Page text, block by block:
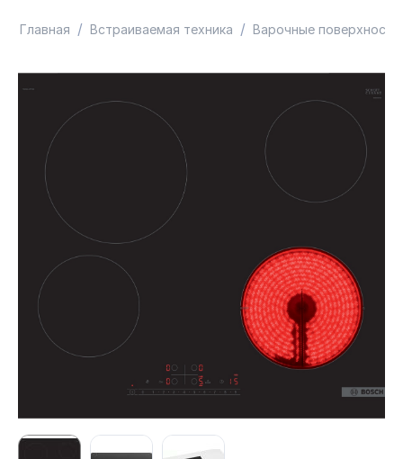
Главная / Встраиваемая техника / Варочные поверхности